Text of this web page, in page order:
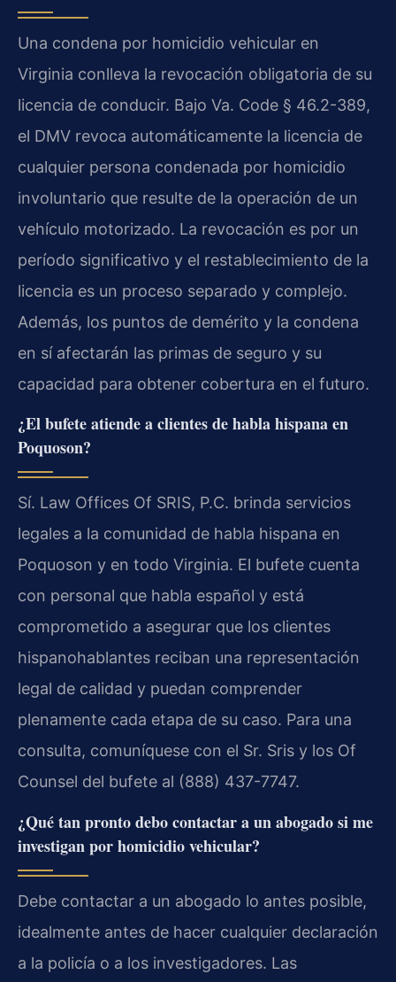
Una condena por homicidio vehicular en
Virginia conlleva la revocación obligatoria de su
licencia de conducir. Bajo Va. Code § 46.2-389,
el DMV revoca automáticamente la licencia de
cualquier persona condenada por homicidio
involuntario que resulte de la operación de un
vehículo motorizado. La revocación es por un
período significativo y el restablecimiento de la
licencia es un proceso separado y complejo.
Además, los puntos de demérito y la condena
en sí afectarán las primas de seguro y su
capacidad para obtener cobertura en el futuro.
¿El bufete atiende a clientes de habla hispana en
Poquoson?
Sí. Law Offices Of SRIS, P.C. brinda servicios
legales a la comunidad de habla hispana en
Poquoson y en todo Virginia. El bufete cuenta
con personal que habla español y está
comprometido a asegurar que los clientes
hispanohablantes reciban una representación
legal de calidad y puedan comprender
plenamente cada etapa de su caso. Para una
consulta, comuníquese con el Sr. Sris y los Of
Counsel del bufete al (888) 437-7747.
¿Qué tan pronto debo contactar a un abogado si me
investigan por homicidio vehicular?
Debe contactar a un abogado lo antes posible,
idealmente antes de hacer cualquier declaración
a la policía o a los investigadores. Las